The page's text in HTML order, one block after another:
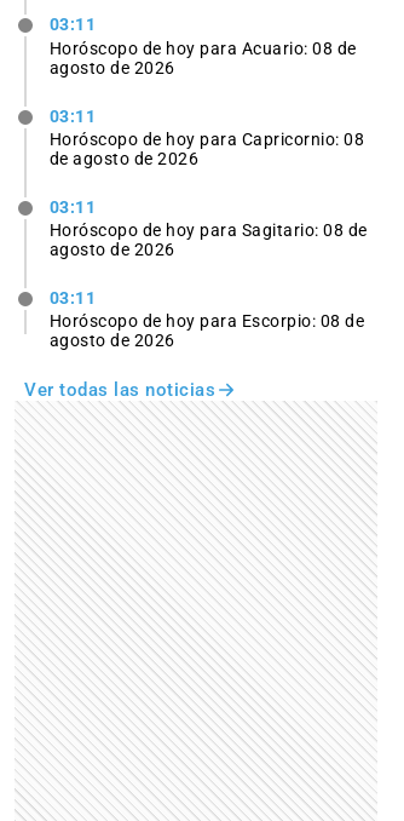
03:11
Horóscopo de hoy para Acuario: 08 de
agosto de 2026
03:11
Horóscopo de hoy para Capricornio: 08
de agosto de 2026
03:11
Horóscopo de hoy para Sagitario: 08 de
agosto de 2026
03:11
Horóscopo de hoy para Escorpio: 08 de
agosto de 2026
Ver todas las noticias